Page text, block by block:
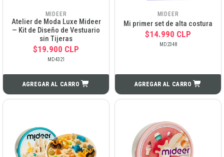
MIDEER
Atelier de Moda Luxe Mideer
— Kit de Diseño de Vestuario
sin Tijeras
$19.900 CLP
MD4321
AGREGAR AL CARRO
MIDEER
Mi primer set de alta costura
$14.990 CLP
MD2348
AGREGAR AL CARRO